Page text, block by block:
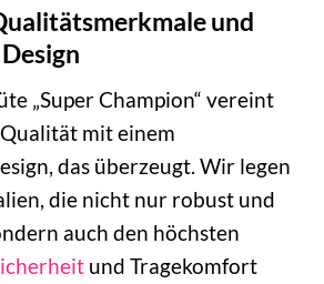
und
„Super Champion“ vereint
mit einem
das überzeugt. Wir legen
die nicht nur robust und
auch den höchsten
und Tragekomfort